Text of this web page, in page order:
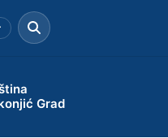
Grad